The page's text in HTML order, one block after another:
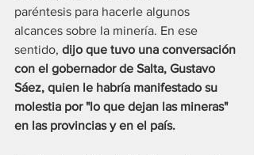
paréntesis para hacerle algunos
alcances sobre la minería. En ese
sentido, dijo que tuvo una conversación
con el gobernador de Salta, Gustavo
Sáez, quien le habría manifestado su
molestia por "lo que dejan las mineras"
en las provincias y en el país.